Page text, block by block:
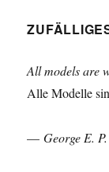
All models are
Alle Modelle
—George E.